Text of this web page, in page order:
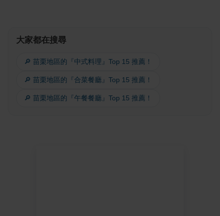
大家都在搜尋
🔎 苗栗地區的『中式料理』Top 15 推薦！
🔎 苗栗地區的『合菜餐廳』Top 15 推薦！
🔎 苗栗地區的『午餐餐廳』Top 15 推薦！